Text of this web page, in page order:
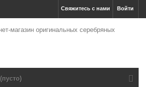
Войти
Свяжитесь с нами
(пусто)